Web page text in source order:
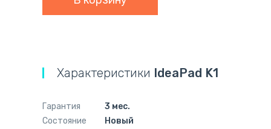
Характеристики IdeaPad K1
Гарантия
3 мес.
Состояние
Новый